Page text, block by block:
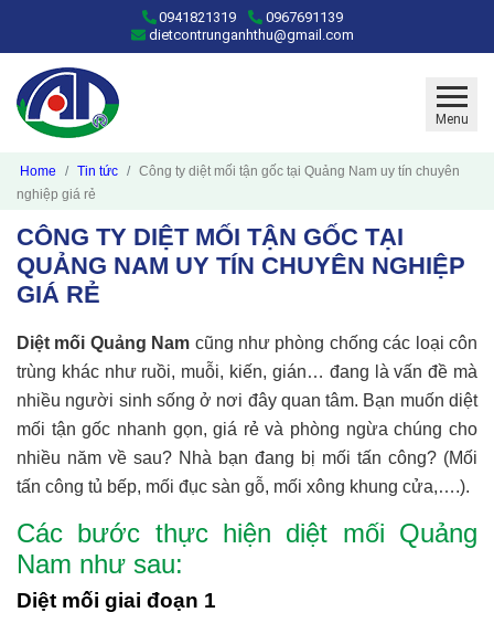
0941821319
0967691139
dietcontrunganhthu@gmail.com
Menu
Home Tin tức
Công ty diệt mối tận gốc tại Quảng Nam uy tín chuyên
nghiệp giá rẻ
CÔNG TY DIỆT MỐI TẬN GỐC TẠI
QUẢNG NAM UY TÍN CHUYÊN NGHIỆP
GIÁ RẺ
Diệt mối Quảng Nam cũng như phòng chống các loại côn
trùng khác như ruồi, muỗi, kiến, gián… đang là vấn đề mà
nhiều người sinh sống ở nơi đây quan tâm. Bạn muốn diệt
mối tận gốc nhanh gọn, giá rẻ và phòng ngừa chúng cho
nhiều năm về sau? Nhà bạn đang bị mối tấn công? (Mối
tấn công tủ bếp, mối đục sàn gỗ, mối xông khung cửa,….).
Các bước thực hiện diệt mối Quảng
Nam như sau:
Diệt mối giai đoạn 1